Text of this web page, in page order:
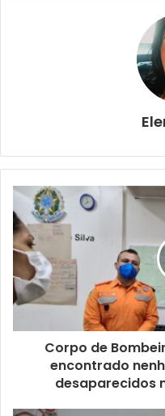
Corpo de
encontrado
desaparecidos